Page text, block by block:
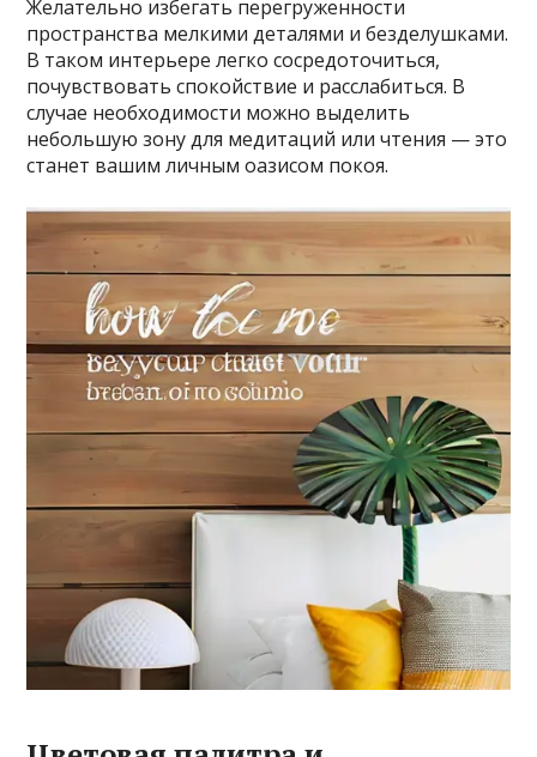
Желательно избегать перегруженности
пространства мелкими деталями и безделушками.
В таком интерьере легко сосредоточиться,
почувствовать спокойствие и расслабиться. В
случае необходимости можно выделить
небольшую зону для медитаций или чтения — это
станет вашим личным оазисом покоя.